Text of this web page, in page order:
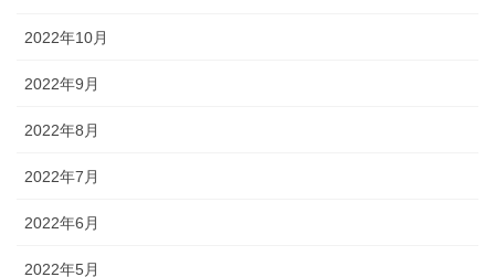
2022年10月
2022年9月
2022年8月
2022年7月
2022年6月
2022年5月